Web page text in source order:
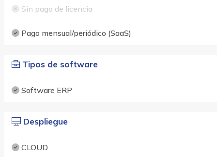
Sin pago de licencia
Pago mensual/periódico (SaaS)
Tipos de software
Software ERP
Despliegue
CLOUD